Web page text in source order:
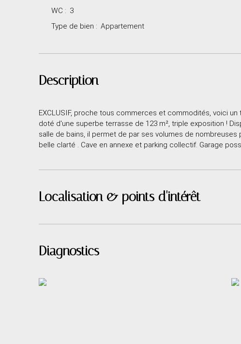
WC : 3
Type de bien : Appartement
Description
EXCLUSIF, proche tous commerces et commodités, voici
doté d'une superbe terrasse de 123 m², triple exposition !
salle de bains, il permet de par ses volumes de
belle clarté . Cave en annexe et parking collectif. Garage
Localisation & points d'intérêt
Diagnostics